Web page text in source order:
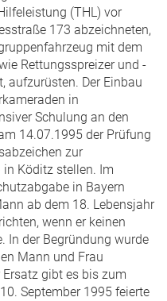
(THL) vor
173 abzeichneten,
mit dem
Rettungsspreizer und -
aufzurüsten. Der Einbau
in
Schulung an den
14.07.1995 der Prüfung
zur
Köditz stellen. Im
in Bayern
ab dem 18. Lebensjahr
wenn er keinen
In der Begründung wurde
Mann und Frau
gibt es bis zum
September 1995 feierte